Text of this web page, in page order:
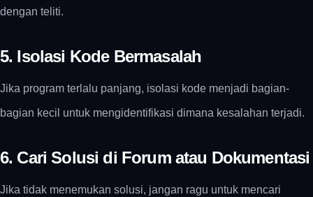
dengan teliti.
5. Isolasi Kode Bermasalah
Jika program terlalu panjang, isolasi kode menjadi bagian-
bagian kecil untuk mengidentifikasi dimana kesalahan terjadi.
6. Cari Solusi di Forum atau Dokumentasi
Jika tidak menemukan solusi, jangan ragu untuk mencari